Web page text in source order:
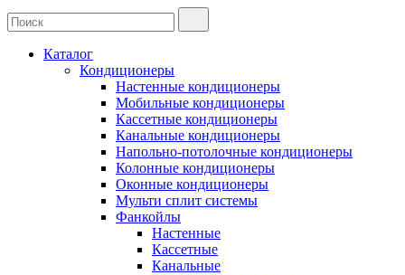
Каталог
Кондиционеры
Настенные кондиционеры
Мобильные кондиционеры
Кассетные кондиционеры
Канальные кондиционеры
Напольно-потолочные кондиционеры
Колонные кондиционеры
Оконные кондиционеры
Мульти сплит системы
Фанкойлы
Настенные
Кассетные
Канальные